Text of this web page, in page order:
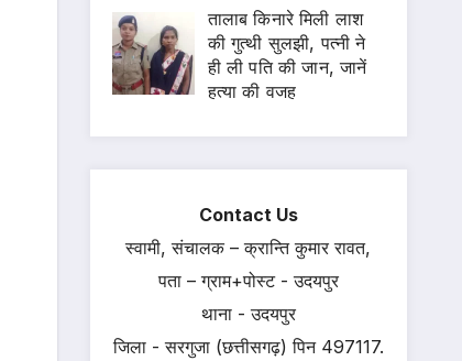
तालाब किनारे मिली लाश
की गुत्थी सुलझी, पत्नी ने
ही ली पति की जान, जानें
हत्या की वजह
Contact Us
स्वामी, संचालक – क्रान्ति कुमार रावत,
पता – ग्राम+पोस्ट - उदयपुर
थाना - उदयपुर
जिला - सरगुजा (छत्तीसगढ़) पिन 497117.